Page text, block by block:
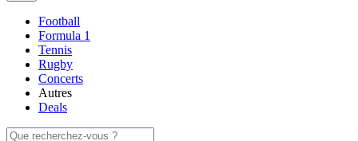
Football
Formula 1
Tennis
Rugby
Concerts
Autres
Deals